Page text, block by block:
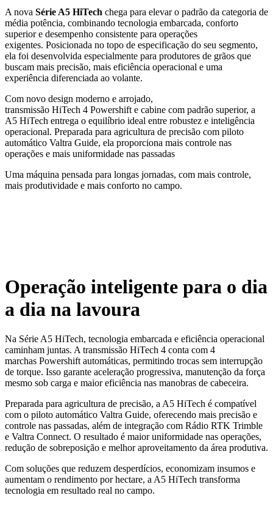
A nova Série A5 HiTech chega para elevar o padrão da categoria de
média potência, combinando tecnologia embarcada, conforto
superior e desempenho consistente para operações
exigentes. Posicionada no topo de especificação do seu segmento,
ela foi desenvolvida especialmente para produtores de grãos que
buscam mais precisão, mais eficiência operacional e uma
experiência diferenciada ao volante.
Com novo design moderno e arrojado,
transmissão HiTech 4 Powershift e cabine com padrão superior, a
A5 HiTech entrega o equilíbrio ideal entre robustez e inteligência
operacional. Preparada para agricultura de precisão com piloto
automático Valtra Guide, ela proporciona mais controle nas
operações e mais uniformidade nas passadas
Uma máquina pensada para longas jornadas, com mais controle,
mais produtividade e mais conforto no campo.
Operação inteligente para o dia
a dia na lavoura
Na Série A5 HiTech, tecnologia embarcada e eficiência operacional
caminham juntas. A transmissão HiTech 4 conta com 4
marchas Powershift automáticas, permitindo trocas sem interrupção
de torque. Isso garante aceleração progressiva, manutenção da força
mesmo sob carga e maior eficiência nas manobras de cabeceira.
Preparada para agricultura de precisão, a A5 HiTech é compatível
com o piloto automático Valtra Guide, oferecendo mais precisão e
controle nas passadas, além de integração com Rádio RTK Trimble
e Valtra Connect. O resultado é maior uniformidade nas operações,
redução de sobreposição e melhor aproveitamento da área produtiva.
Com soluções que reduzem desperdícios, economizam insumos e
aumentam o rendimento por hectare, a A5 HiTech transforma
tecnologia em resultado real no campo.